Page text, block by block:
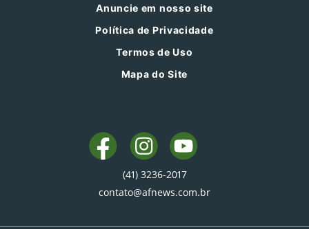
Anuncie em nosso site
Política de Privacidade
Termos de Uso
Mapa do Site
(41) 3236-2017
contato@afnews.com.br